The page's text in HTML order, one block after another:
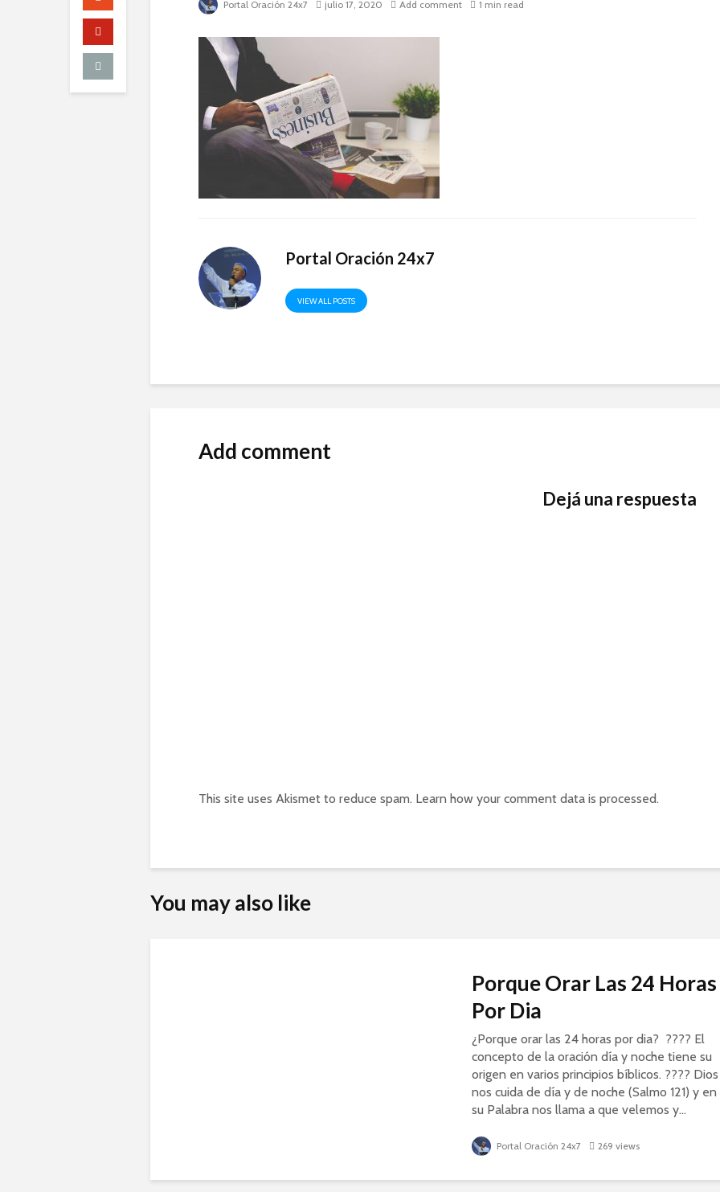
Portal Oración 24x7 julio 17, 2020 Add comment 1 min read
Portal Oración 24x7
VIEW ALL POSTS
Add comment
Dejá una respuesta
This site uses Akismet to reduce spam. Learn how your comment data is processed.
You may also like
Porque Orar Las 24 Horas
Por Dia
¿Porque orar las 24 horas por dia? ???? El
concepto de la oración día y noche tiene su
origen en varios principios bíblicos. ???? Dios
nos cuida de día y de noche (Salmo 121) y en
su Palabra nos llama a que velemos y...
Portal Oración 24x7 269 views
(Zoom)